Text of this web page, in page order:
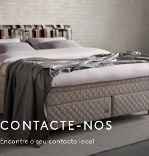
CONTACTE-NOS
Encontre o seu contacto local